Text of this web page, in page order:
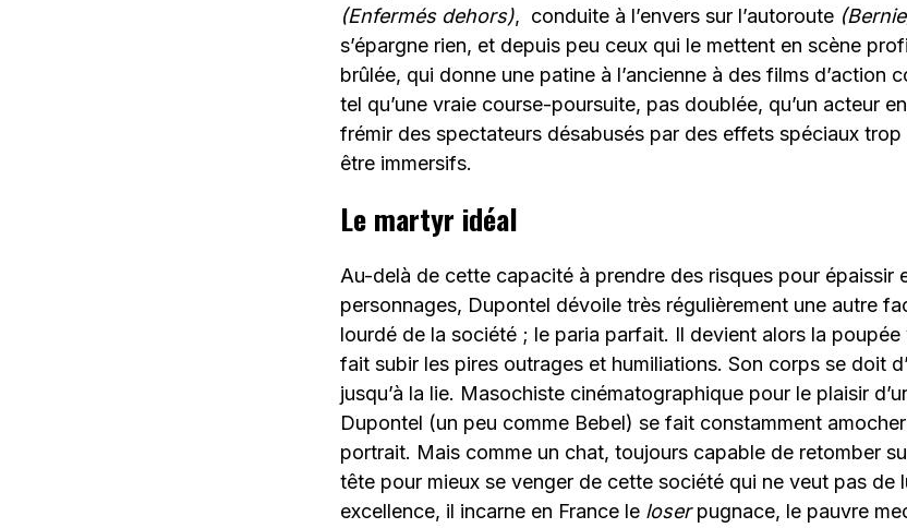
(Enfermés dehors), conduite à l’envers sur l’autoroute
s’épargne rien, et depuis peu ceux qui le mettent en scène
brûlée, qui donne une patine à l’ancienne à des films d’action
tel qu’une vraie course-poursuite, pas doublée, qu’un acteur
frémir des spectateurs désabusés par des effets spéciaux
être immersifs.
Le martyr idéal
Au-delà de cette capacité à prendre des risques pour épaissir
personnages, Dupontel dévoile très régulièrement une autre
lourdé de la société ; le paria parfait. Il devient alors la
fait subir les pires outrages et humiliations. Son corps se doit
jusqu’à la lie. Masochiste cinématographique pour le plaisir
Dupontel (un peu comme Bebel) se fait constamment
portrait. Mais comme un chat, toujours capable de retomber
tête pour mieux se venger de cette société qui ne veut pas de
excellence, il incarne en France le loserpugnace, le pauvre